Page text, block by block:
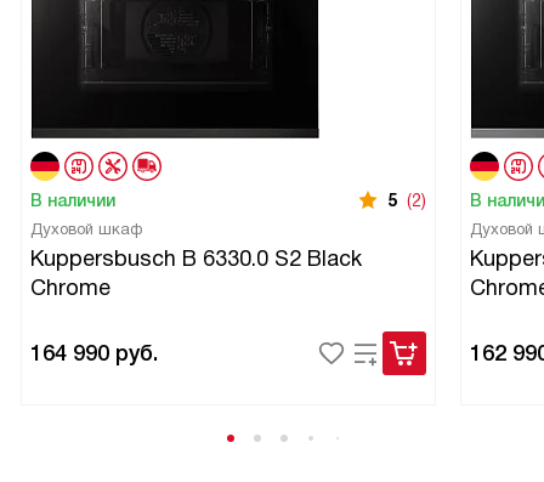
В наличии 5 (2)
Духовой шкаф
Kuppersbusch B 6330.0 S2 Black
Chrome
164 990 руб.
В
Духовой
162